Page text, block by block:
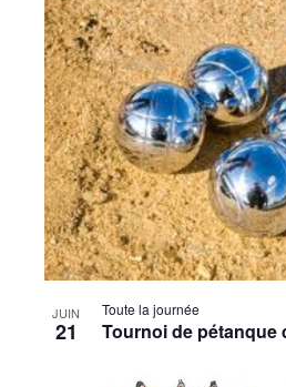
JUIN
21
Toute la journée
Tournoi de pétanque